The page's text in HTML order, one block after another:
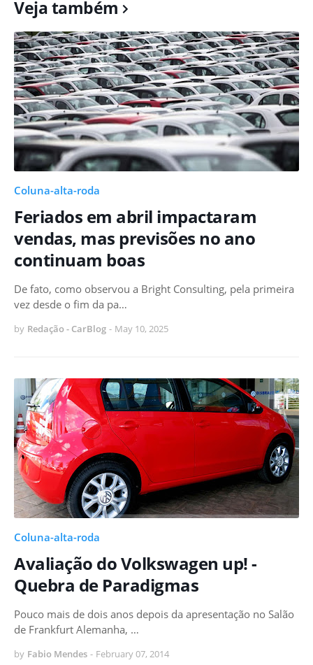
Veja também
Coluna-alta-roda
Feriados em abril impactaram
vendas, mas previsões no ano
continuam boas
De fato, como observou a Bright Consulting, pela primeira
vez desde o fim da pa…
by Redação - CarBlog - May 10, 2025
Coluna-alta-roda
Avaliação do Volkswagen up! -
Quebra de Paradigmas
Pouco mais de dois anos depois da apresentação no Salão
de Frankfurt Alemanha, …
by Fabio Mendes - February 07, 2014